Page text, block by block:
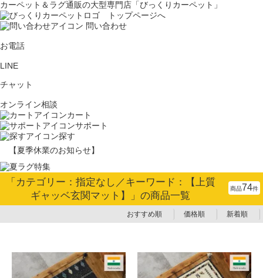
カーペット＆ラグ通販の大型専門店「びっくりカーペット」
問い合わせ
お電話
LINE
チャット
オンライン相談
カート
サポート
探す
【夏季休業のお知らせ】
「カテゴリー：指定なし／キーワード：【上質
ギャッベ玄関マット】」の商品一覧
商品74件
おすすめ順 価格順 新着順